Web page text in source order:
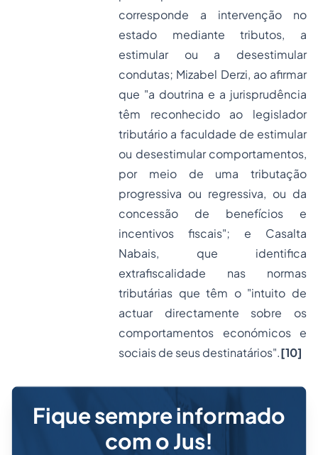
corresponde a intervenção no
estado mediante tributos, a
estimular ou a desestimular
condutas; Mizabel Derzi, ao afirmar
que "a doutrina e a jurisprudência
têm reconhecido ao legislador
tributário a faculdade de estimular
ou desestimular comportamentos,
por meio de uma tributação
progressiva ou regressiva, ou da
concessão de benefícios e
incentivos fiscais"; e Casalta
Nabais, que identifica
extrafiscalidade nas normas
tributárias que têm o "intuito de
actuar directamente sobre os
comportamentos económicos e
sociais de seus destinatários".[10]
Fique sempre informado
com o Jus!